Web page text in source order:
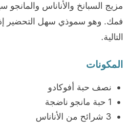
مزيج السبانخ والأناناس والمانجو
فمك. وهو سموذي سهل التحضير
التالية.
المكونات
نصف حبة أفوكادو
1 حبة مانجو ناضجة
3 شرائح من الأناناس